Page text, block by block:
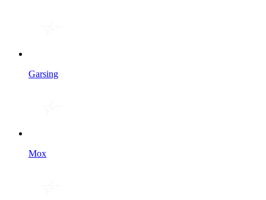
Garsing
Мох